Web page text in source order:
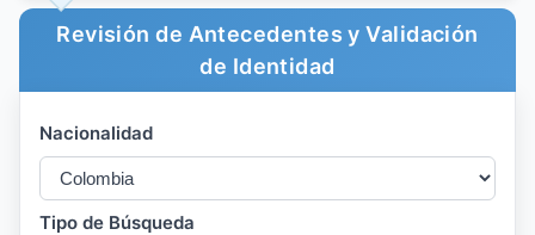
Revisión de Antecedentes y Validación
de Identidad
Nacionalidad
Tipo de Búsqueda